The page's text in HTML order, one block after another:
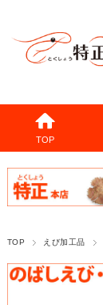
TOP
TOP えび加工品